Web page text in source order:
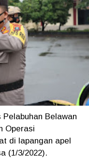
Pelabuhan Belawan
Operasi
di lapangan apel
(1/3/2022).